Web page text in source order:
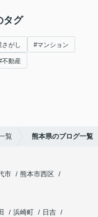
タグ
さがし #マンション
不動産
覧 熊本県のブログ一覧
市
熊本市西区
浜崎町
日吉